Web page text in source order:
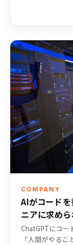
COMPANY
AIがコード
ニアに求め
ChatGPTにコー
「人間がやるこ